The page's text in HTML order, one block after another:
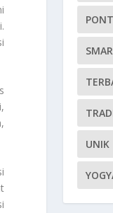
UNIK